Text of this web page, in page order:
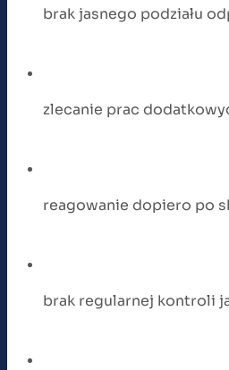
brak jasnego podziału
zlecanie prac
reagowanie dopiero po
brak regularnej kontroli